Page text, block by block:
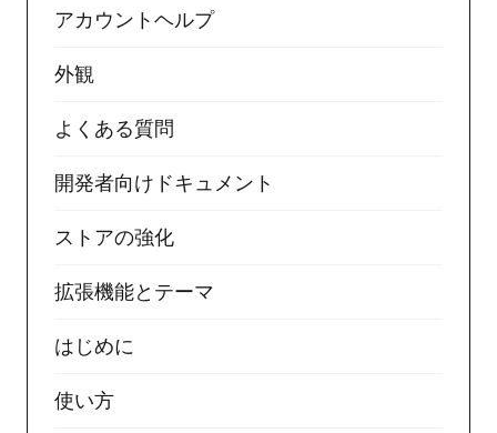
アカウントヘルプ
外観
よくある質問
開発者向けドキュメント
ストアの強化
拡張機能とテーマ
はじめに
使い方